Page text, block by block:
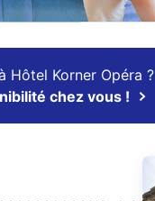
Hôtel Korner Opéra ?
chez vous !